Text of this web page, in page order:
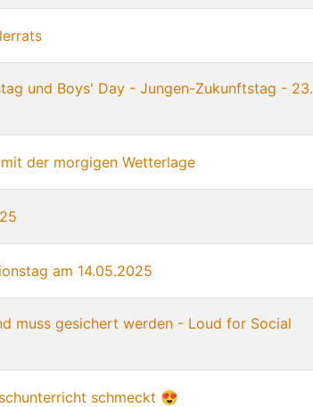
und Boys' Day - Jungen-Zukunftstag - 23.
der morgigen Wetterlage
am 14.05.2025
muss gesichert werden - Loud for Social
schmeckt 😍